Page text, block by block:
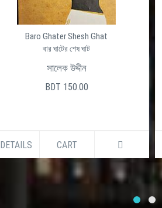
Baro Ghater Shesh Ghat
বার ঘাটের শেষ ঘাট
সালেক উদ্দীন
BDT 150.00
DETAILS CART